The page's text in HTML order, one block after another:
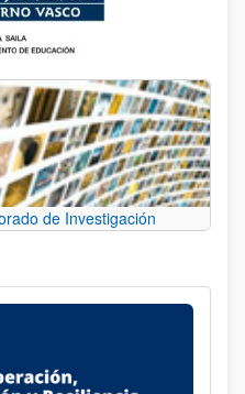
de Investigación